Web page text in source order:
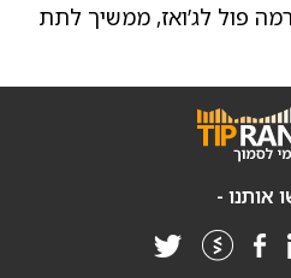
פול לג’ואז, ממשיך לתת
אותנו -